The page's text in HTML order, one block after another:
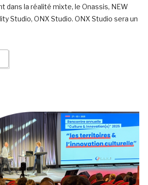
dans la réalité mixte, le Onassis, NEW
Studio, ONX Studio. ONX Studio sera un